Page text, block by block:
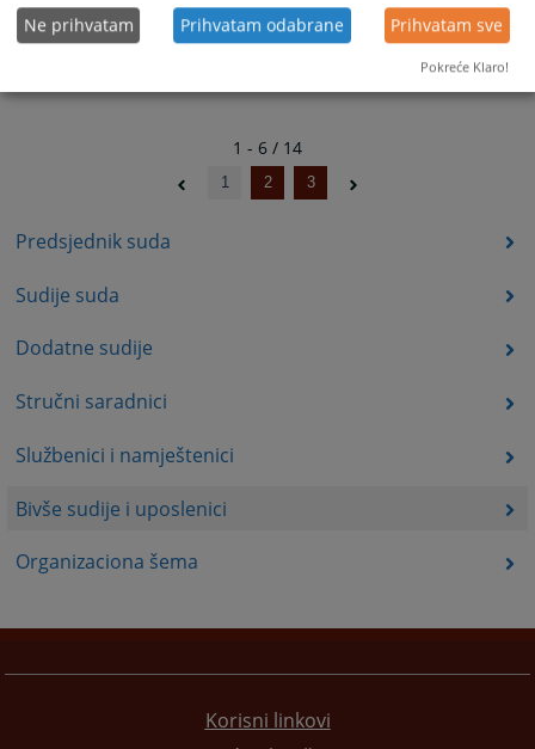
Predsjednik suda
Sudije suda
Dodatne sudije
Stručni saradnici
Službenici i namještenici
Bivše sudije i uposlenici
Organizaciona šema
1 - 6 / 14
1 2 3
Korisni linkovi
Ne prihvatam Prihvatam odabrane Prihvatam sve
Pokreće Klaro!